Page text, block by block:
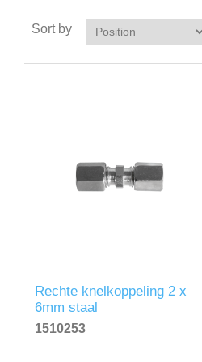
Sort by
Rechte knelkoppeling 2 x
6mm staal
1510253